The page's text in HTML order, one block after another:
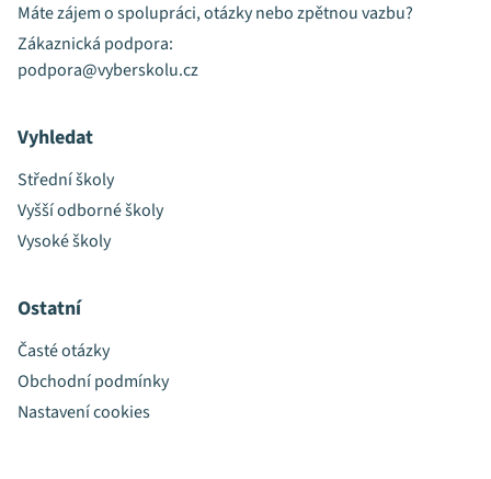
Máte zájem o spolupráci, otázky nebo zpětnou vazbu?
Zákaznická podpora:
podpora@vyberskolu.cz
Vyhledat
Střední školy
Vyšší odborné školy
Vysoké školy
Ostatní
Časté otázky
Obchodní podmínky
Nastavení cookies